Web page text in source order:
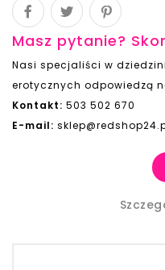
Masz pytanie?
Nasi specjaliści w
erotycznych odpowiedzą
Kontakt: 503 502 670
E-mail: